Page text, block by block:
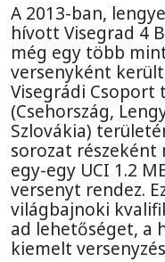
A 2013-ban,
hívott Visegrad 4
még egy több
versenyként
Visegrádi Csoport
(Csehország,
Szlovákia)
sorozat részeként
egy-egy UCI 1.2
versenyt rendez.
világbajnoki
ad lehetőséget, a
kiemelt